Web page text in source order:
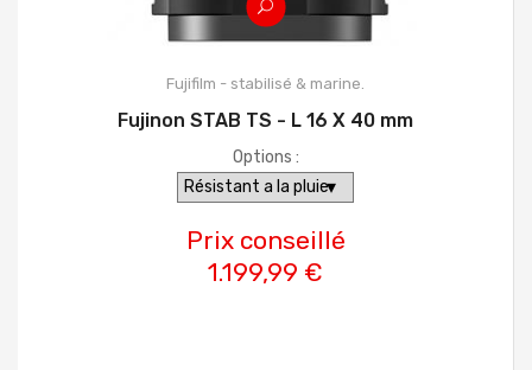
Fujifilm - stabilisé & marine.
Fujinon STAB TS - L 16 X 40 mm
Options :
Prix conseillé
1.199,99 €